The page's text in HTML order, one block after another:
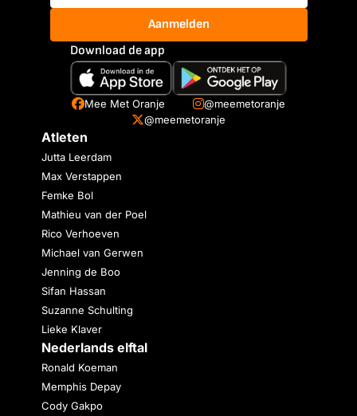
Aanmelden
Download de app
Mee Met Oranje
@meemetoranje
@meemetoranje
Atleten
Jutta Leerdam
Max Verstappen
Femke Bol
Mathieu van der Poel
Rico Verhoeven
Michael van Gerwen
Jenning de Boo
Sifan Hassan
Suzanne Schulting
Lieke Klaver
Nederlands elftal
Ronald Koeman
Memphis Depay
Cody Gakpo